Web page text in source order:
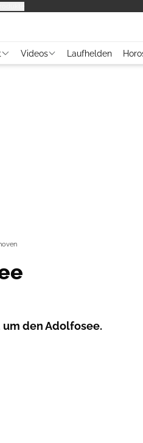
Videos Laufhelden
den Adolfosee.